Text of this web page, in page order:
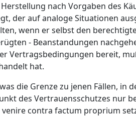
nach Vorgaben des
der auf analoge Situationen
wenn er selbst den
- Beanstandungen
Vertragsbedingungen bereit,
hat.
die Grenze zu jenen Fällen, in
des Vertrauensschutzes nur
contra factum proprium